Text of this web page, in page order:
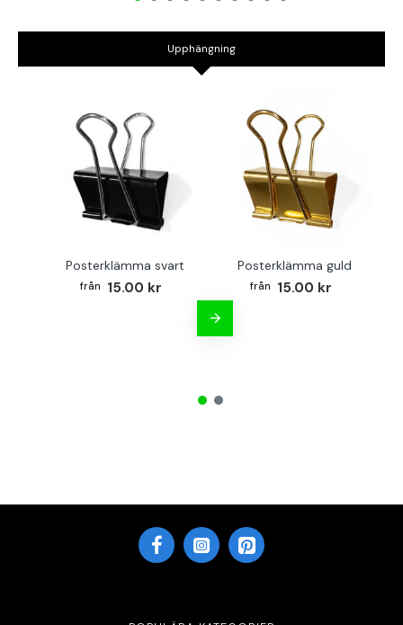
Upphängning
Posterklämma svart
15.00 kr
Posterklämma guld
15.00 kr